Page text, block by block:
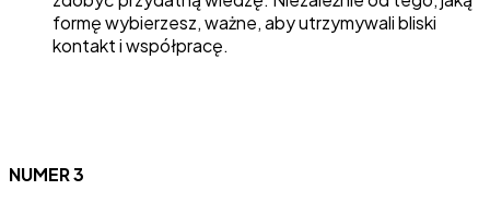
formę wybierzesz, ważne, aby utrzymywali bliski
kontakt i współpracę.
NUMER 3